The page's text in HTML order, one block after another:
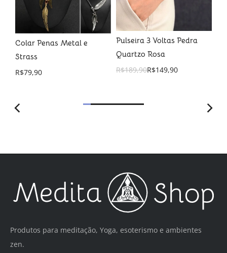
Colar Penas Metal e
Strass
R$79,90
Pulseira 3 Voltas Pedra
Quartzo Rosa
R$189,90R$149,90
Produtos para meditação, Yoga, esoterismo e ambientes
zen.